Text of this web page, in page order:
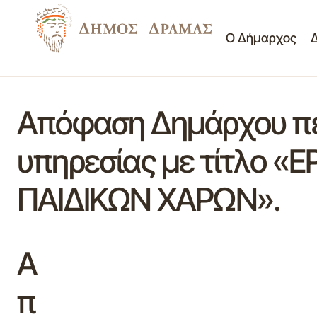
Ο Δήμαρχος
Απόφαση Δημάρχου
υπηρεσίας με τίτλο
ΠΑΙΔΙΚΩΝ ΧΑΡΩΝ».
Α
π